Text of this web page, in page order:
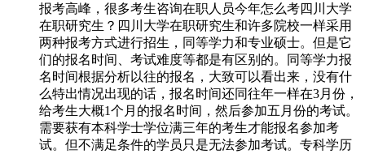
报考高峰，很多考生咨询在职人员今年怎么考四川大学
在职研究生？四川大学在职研究生和许多院校一样采用
两种报考方式进行招生，同等学力和专业硕士。但是它
们的报名时间、考试难度等都是有区别的。同等学力报
名时间根据分析以往的报名，大致可以看出来，没有什
么特出情况出现的话，报名时间还同往年一样在3月份，
给考生大概1个月的报名时间，然后参加五月份的考试。
需要获有本科学士学位满三年的考生才能报名参加考
试。但不满足条件的学员只是无法参加考试。专科学历